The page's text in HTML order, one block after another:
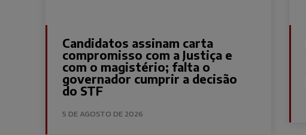
Candidatos assinam carta
compromisso com a Justiça e
com o magistério; falta o
governador cumprir a decisão
do STF
5 DE AGOSTO DE 2026